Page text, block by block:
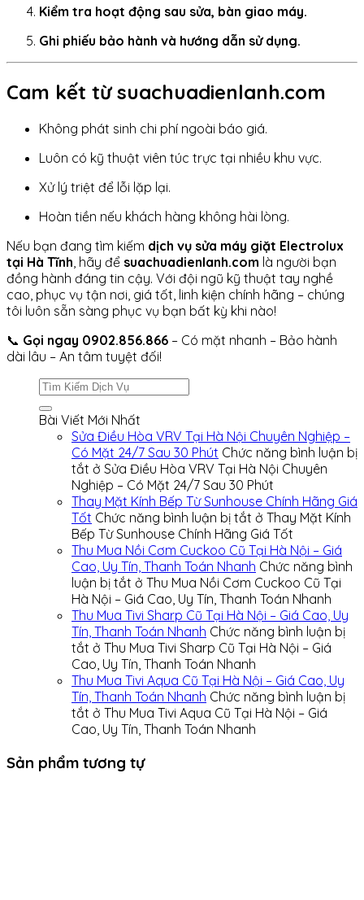
Kiểm tra hoạt động sau sửa, bàn giao máy.
Ghi phiếu bảo hành và hướng dẫn sử dụng.
Cam kết từ suachuadienlanh.com
Không phát sinh chi phí ngoài báo giá.
Luôn có kỹ thuật viên túc trực tại nhiều khu vực.
Xử lý triệt để lỗi lặp lại.
Hoàn tiền nếu khách hàng không hài lòng.
Nếu bạn đang tìm kiếm dịch vụ sửa máy giặt Electrolux
tại Hà Tĩnh , hãy để suachuadienlanh.com là người bạn
đồng hành đáng tin cậy. Với đội ngũ kỹ thuật tay nghề
cao, phục vụ tận nơi, giá tốt, linh kiện chính hãng – chúng
tôi luôn sẵn sàng phục vụ bạn bất kỳ khi nào!
📞 Gọi ngay 0902.856.866 – Có mặt nhanh – Bảo hành
dài lâu – An tâm tuyệt đối!
Bài Viết Mới Nhất
Sửa Điều Hòa VRV Tại Hà Nội Chuyên Nghiệp –
Có Mặt 24/7 Sau 30 Phút Chức năng bình luận bị
tắt ở Sửa Điều Hòa VRV Tại Hà Nội Chuyên
Nghiệp – Có Mặt 24/7 Sau 30 Phút
Thay Mặt Kính Bếp Từ Sunhouse Chính Hãng Giá
Tốt Chức năng bình luận bị tắt ở Thay Mặt Kính
Bếp Từ Sunhouse Chính Hãng Giá Tốt
Thu Mua Nồi Cơm Cuckoo Cũ Tại Hà Nội – Giá
Cao, Uy Tín, Thanh Toán Nhanh Chức năng bình
luận bị tắt ở Thu Mua Nồi Cơm Cuckoo Cũ Tại
Hà Nội – Giá Cao, Uy Tín, Thanh Toán Nhanh
Thu Mua Tivi Sharp Cũ Tại Hà Nội – Giá Cao, Uy
Tín, Thanh Toán Nhanh Chức năng bình luận bị
tắt ở Thu Mua Tivi Sharp Cũ Tại Hà Nội – Giá
Cao, Uy Tín, Thanh Toán Nhanh
Thu Mua Tivi Aqua Cũ Tại Hà Nội – Giá Cao, Uy
Tín, Thanh Toán Nhanh Chức năng bình luận bị
tắt ở Thu Mua Tivi Aqua Cũ Tại Hà Nội – Giá
Cao, Uy Tín, Thanh Toán Nhanh
Sản phẩm tương tự